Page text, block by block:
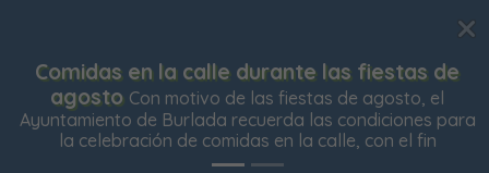
Bonificación de la Contribución Territorial
está abierto el plazo para solicitar la bonificación del
Impuesto de Contribución Territorial para el próximo
ejercicio. Las personas propietarias de su vivienda
Usamos cookies para mejorar su experiencia de
navegación en nuestra web, para mostrarle contenidos
personalizados y analizar el tráfico de nuestra web.
Configurar